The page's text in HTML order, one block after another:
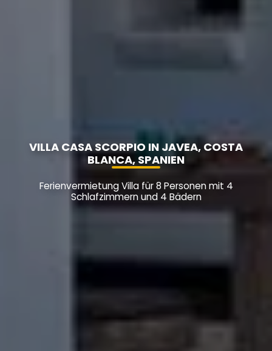
VILLA CASA SCORPIO IN JAVEA, COSTA
BLANCA, SPANIEN
Ferienvermietung Villa für 8 Personen mit 4
Schlafzimmern und 4 Bädern